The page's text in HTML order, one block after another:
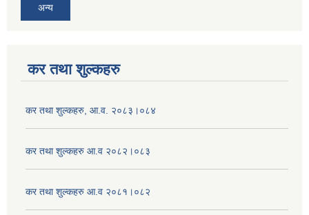
अन्य
कर तथा शुल्कहरु
कर तथा शुल्कहरु, आ.व. २०८३।०८४
कर तथा शुल्कहरु आ.व २०८२।०८३
कर तथा शुल्कहरु आ.व २०८१।०८२